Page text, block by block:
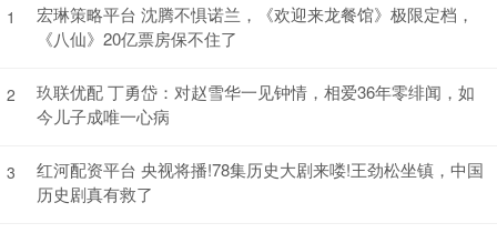
1
宏琳策略平台 沈腾不惧诺兰，《欢迎来龙餐馆》极限定档，
《八仙》20亿票房保不住了
2
玖联优配 丁勇岱：对赵雪华一见钟情，相爱36年零绯闻，如
今儿子成唯一心病
3
红河配资平台 央视将播!78集历史大剧来喽!王劲松坐镇，中国
历史剧真有救了